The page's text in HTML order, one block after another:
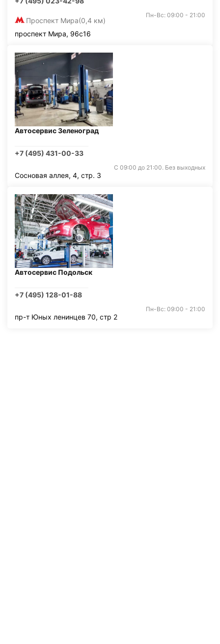
Проспект Мира(0,4 км)
Пн-Вс: 09:00 - 21:00
проспект Мира, 96с16
Автосервис Зеленоград
+7 (495) 431-00-33
С 09:00 до 21:00. Без выходных
Сосновая аллея, 4, стр. 3
Автосервис Подольск
+7 (495) 128-01-88
Пн-Вс: 09:00 - 21:00
пр-т Юных ленинцев 70, стр 2